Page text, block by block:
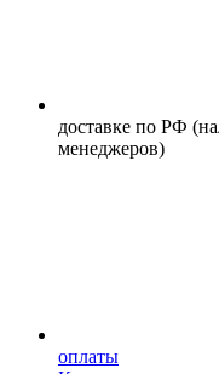
доставке по РФ
менеджеров)
оплаты